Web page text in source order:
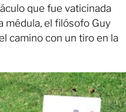
que fue vaticinada
médula, el filósofo Guy
camino con un tiro en la